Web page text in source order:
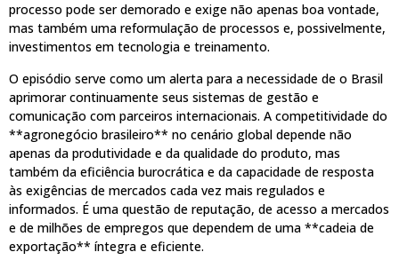
processo pode ser demorado e exige não apenas boa vontade,
mas também uma reformulação de processos e, possivelmente,
investimentos em tecnologia e treinamento.
O episódio serve como um alerta para a necessidade de o Brasil
aprimorar continuamente seus sistemas de gestão e
comunicação com parceiros internacionais. A competitividade do
**agronegócio brasileiro** no cenário global depende não
apenas da produtividade e da qualidade do produto, mas
também da eficiência burocrática e da capacidade de resposta
às exigências de mercados cada vez mais regulados e
informados. É uma questão de reputação, de acesso a mercados
e de milhões de empregos que dependem de uma **cadeia de
exportação** íntegra e eficiente.